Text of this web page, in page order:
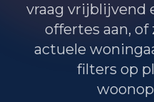
Vervoer, informatie en
Financiele diensten en
Cultuur, recreatie en
vraag vrijblijvend
offertes aan,
actuele
filters op